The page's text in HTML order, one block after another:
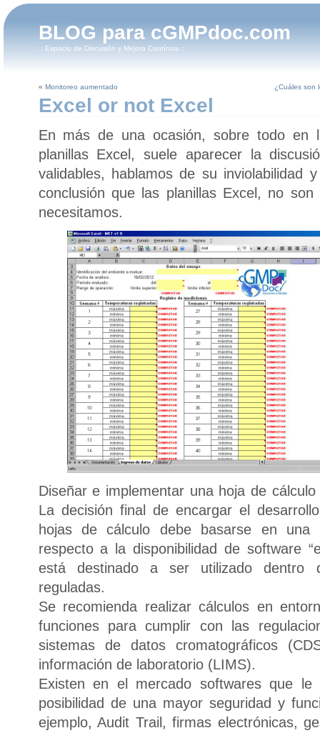
BLOG para cGMPdoc.com
:: Espacio de Discusión y Mejora Contínua ::
« Monitoreo aumentado ¿Cuáles son
Excel or not Excel
En más de una ocasión, sobre todo en
planillas Excel, suele aparecer la
validables, hablamos de su inviolabilidad
conclusión que las planillas Excel, no
necesitamos.
Diseñar e implementar una hoja de
La decisión final de encargar el
hojas de cálculo debe basarse en una
respecto a la disponibilidad de software
está destinado a ser utilizado dentro
reguladas.
Se recomienda realizar cálculos en
funciones para cumplir con las
sistemas de datos cromatográficos
información de laboratorio (LIMS).
Existen en el mercado softwares que
posibilidad de una mayor seguridad y
ejemplo, Audit Trail, firmas electrónicas,